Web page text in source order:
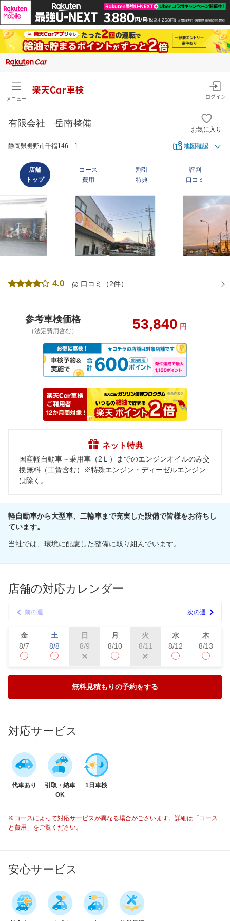
メニュー
楽天Car車検
ログイン
有限会社 岳南整備
お気に入り
静岡県裾野市千福146－1 地図確認
店舗
トップ
コース
費用
割引
特典
評判
口コミ
4.0 口コミ（2件）
参考車検価格
（法定費用含む） 53,840 円
ネット特典
国産軽自動車～乗用車（2Ｌ）までのエンジンオイルのみ交
換無料（工賃含む）※特殊エンジン・ディーゼルエンジン
は除く。
軽自動車から大型車、二輪車まで充実した設備で皆様をお待ちし
ています。
当社では、環境に配慮した整備に取り組んでいます。
店舗の対応カレンダー
前の週 次の週
金
8/7
土
8/8
日
8/9
月
8/10
火
8/11
水
8/12
木
8/13
無料見積もりの予約をする
対応サービス
代車あり
引取・納車
OK
1日車検
※コースによって対応サービスが異なる場合がございます。詳細は「コース
と費用」をご覧ください。
安心サービス